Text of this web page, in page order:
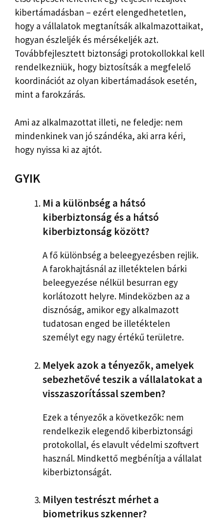
kibertámadásban – ezért elengedhetetlen,
hogy a vállalatok megtanítsák alkalmazottaikat,
hogyan észleljék és mérsékeljék azt.
Továbbfejlesztett biztonsági protokollokkal kell
rendelkezniük, hogy biztosítsák a megfelelő
koordinációt az olyan kibertámadások esetén,
mint a farokzárás.
Ami az alkalmazottat illeti, ne feledje: nem
mindenkinek van jó szándéka, aki arra kéri,
hogy nyissa ki az ajtót.
GYIK
Mi a különbség a hátsó
kiberbiztonság és a hátsó
kiberbiztonság között?
A fő különbség a beleegyezésben rejlik.
A farokhajtásnál az illetéktelen bárki
beleegyezése nélkül besurran egy
korlátozott helyre. Mindeközben az a
disznóság, amikor egy alkalmazott
tudatosan enged be illetéktelen
személyt egy nagy értékű területre.
Melyek azok a tényezők, amelyek
sebezhetővé teszik a vállalatokat a
visszaszorítással szemben?
Ezek a tényezők a következők: nem
rendelkezik elegendő kiberbiztonsági
protokollal, és elavult védelmi szoftvert
használ. Mindkettő megbénítja a vállalat
kiberbiztonságát.
Milyen testrészt mérhet a
biometrikus szkenner?